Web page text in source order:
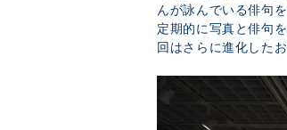
んが詠んでいる俳句
定期的に写真と俳句
回はさらに進化した